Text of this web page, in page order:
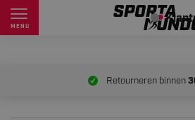
MENU
Retourneren binnen